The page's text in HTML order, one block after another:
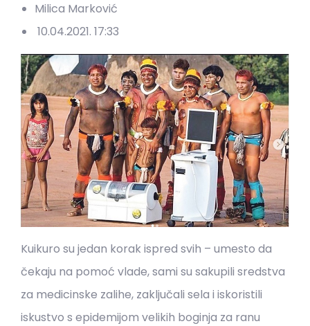
Milica Marković
10.04.2021. 17:33
Kuikuro su jedan korak ispred svih – umesto da
čekaju na pomoć vlade, sami su sakupili sredstva
za medicinske zalihe, zaključali sela i iskoristili
iskustvo s epidemijom velikih boginja za ranu